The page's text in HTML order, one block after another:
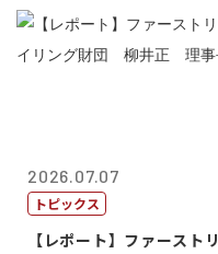
2026.07.07
トピックス
【レポート】ファーストリ